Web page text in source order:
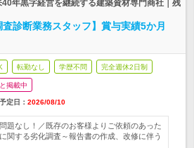
年黒字経営を継続する建築資材専門商社｜残
診断業務スタッフ】賞与実績5か月
転勤なし 学歴不問 完全週休2日制
掲載中
定日： 2026/08/10
題なし！／既存のお客様よりご依頼のあった
関する劣化調査～報告書の作成、改修に伴う